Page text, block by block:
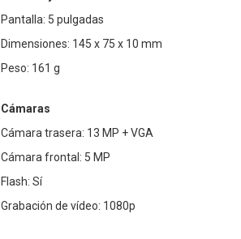
Pantalla: 5 pulgadas
Dimensiones: 145 x 75 x 10 mm
Peso: 161 g
Cámaras
Cámara trasera: 13 MP + VGA
Cámara frontal: 5 MP
Flash: Sí
Grabación de vídeo: 1080p